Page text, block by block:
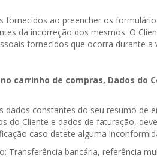
fornecidos ao preencher os
da incorreção dos mesmos. O
fornecidos que ocorra durante
carrinho de compras, Dados do
constantes do seu resumo de
do Cliente e dados de faturação,
caso detete alguma
Transferência bancária, referência